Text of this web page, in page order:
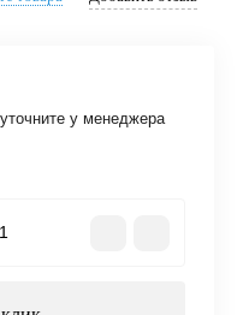
у менеджера